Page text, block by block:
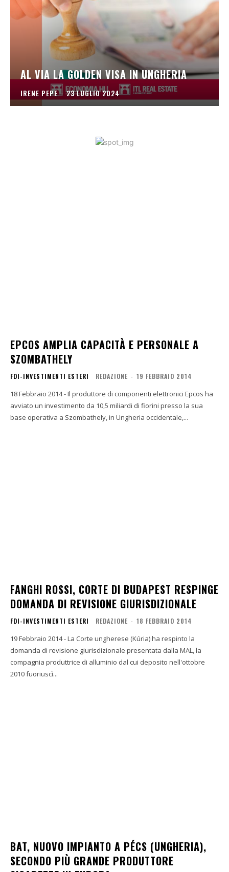
AL VIA LA GOLDEN VISA IN UNGHERIA
IRENE PEPE - 23 LUGLIO 2024
EPCOS AMPLIA CAPACITÀ E PERSONALE A
SZOMBATHELY
FDI-INVESTIMENTI ESTERI REDAZIONE - 19 FEBBRAIO 2014
18 Febbraio 2014 - Il produttore di componenti elettronici Epcos ha
avviato un investimento da 10,5 miliardi di fiorini presso la sua
base operativa a Szombathely, in Ungheria occidentale,...
FANGHI ROSSI, CORTE DI BUDAPEST RESPINGE
DOMANDA DI REVISIONE GIURISDIZIONALE
FDI-INVESTIMENTI ESTERI REDAZIONE - 18 FEBBRAIO 2014
19 Febbraio 2014 - La Corte ungherese (Kúria) ha respinto la
domanda di revisione giurisdizionale presentata dalla MAL, la
compagnia produttrice di alluminio dal cui deposito nell'ottobre
2010 fuoriuscì...
BAT, NUOVO IMPIANTO A PÉCS (UNGHERIA),
SECONDO PIÙ GRANDE PRODUTTORE